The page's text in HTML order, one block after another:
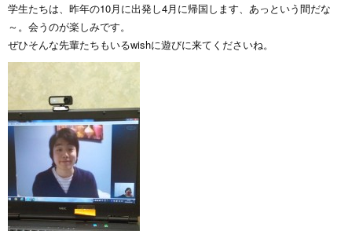
学生たちは、昨年の10月に出発し4月に帰国します、あっという間だな
～。会うのが楽しみです。
ぜひそんな先輩たちもいるwishに遊びに来てくださいね。